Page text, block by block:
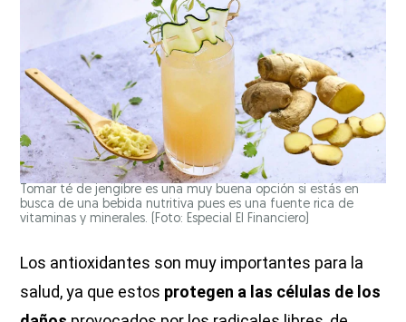
Tomar té de jengibre es una muy buena opción si estás en
busca de una bebida nutritiva pues es una fuente rica de
vitaminas y minerales. (Foto: Especial El Financiero)
Los antioxidantes son muy importantes para la
salud, ya que estos protegen a las células de los